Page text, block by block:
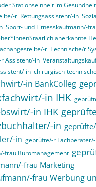
Stationseinheit im
r Rettungsassistent/-in
Sport- und Fitnesskaufmann/-
anerkannte
r Technische/r
Assistent/-in
in chirurgisch-
in BankColleg
in IHK
in IHK
in
in geprüfte/-r
frau Büromanagement
frau Marketing
frau Werbung